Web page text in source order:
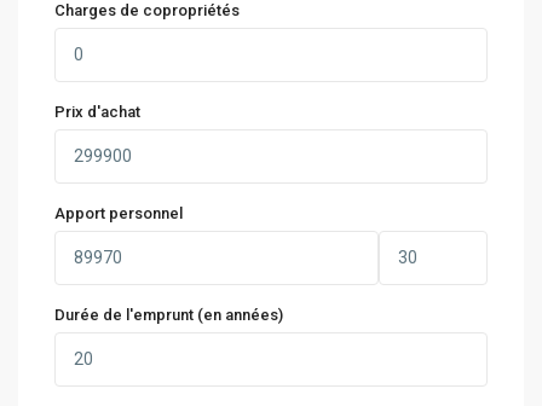
Charges de copropriétés
Prix d'achat
Apport personnel
Durée de l'emprunt (en années)